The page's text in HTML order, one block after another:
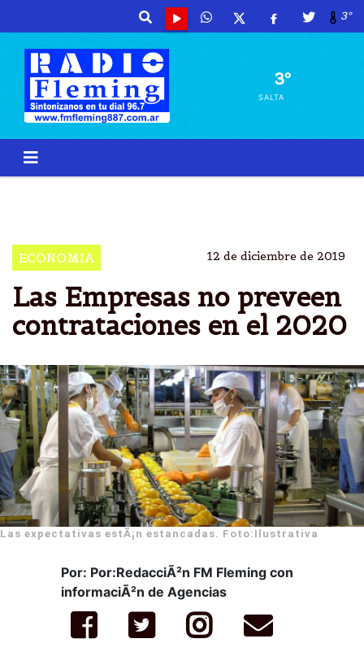
3º
3º
SALTA
ECONOMIA 12 de diciembre de 2019
Las Empresas no preveen
contrataciones en el 2020
Las expectativas estÃ¡n estancadas. Foto:Ilustrativa
Por: Por:RedacciÃ²n FM Fleming con
informaciÃ²n de Agencias